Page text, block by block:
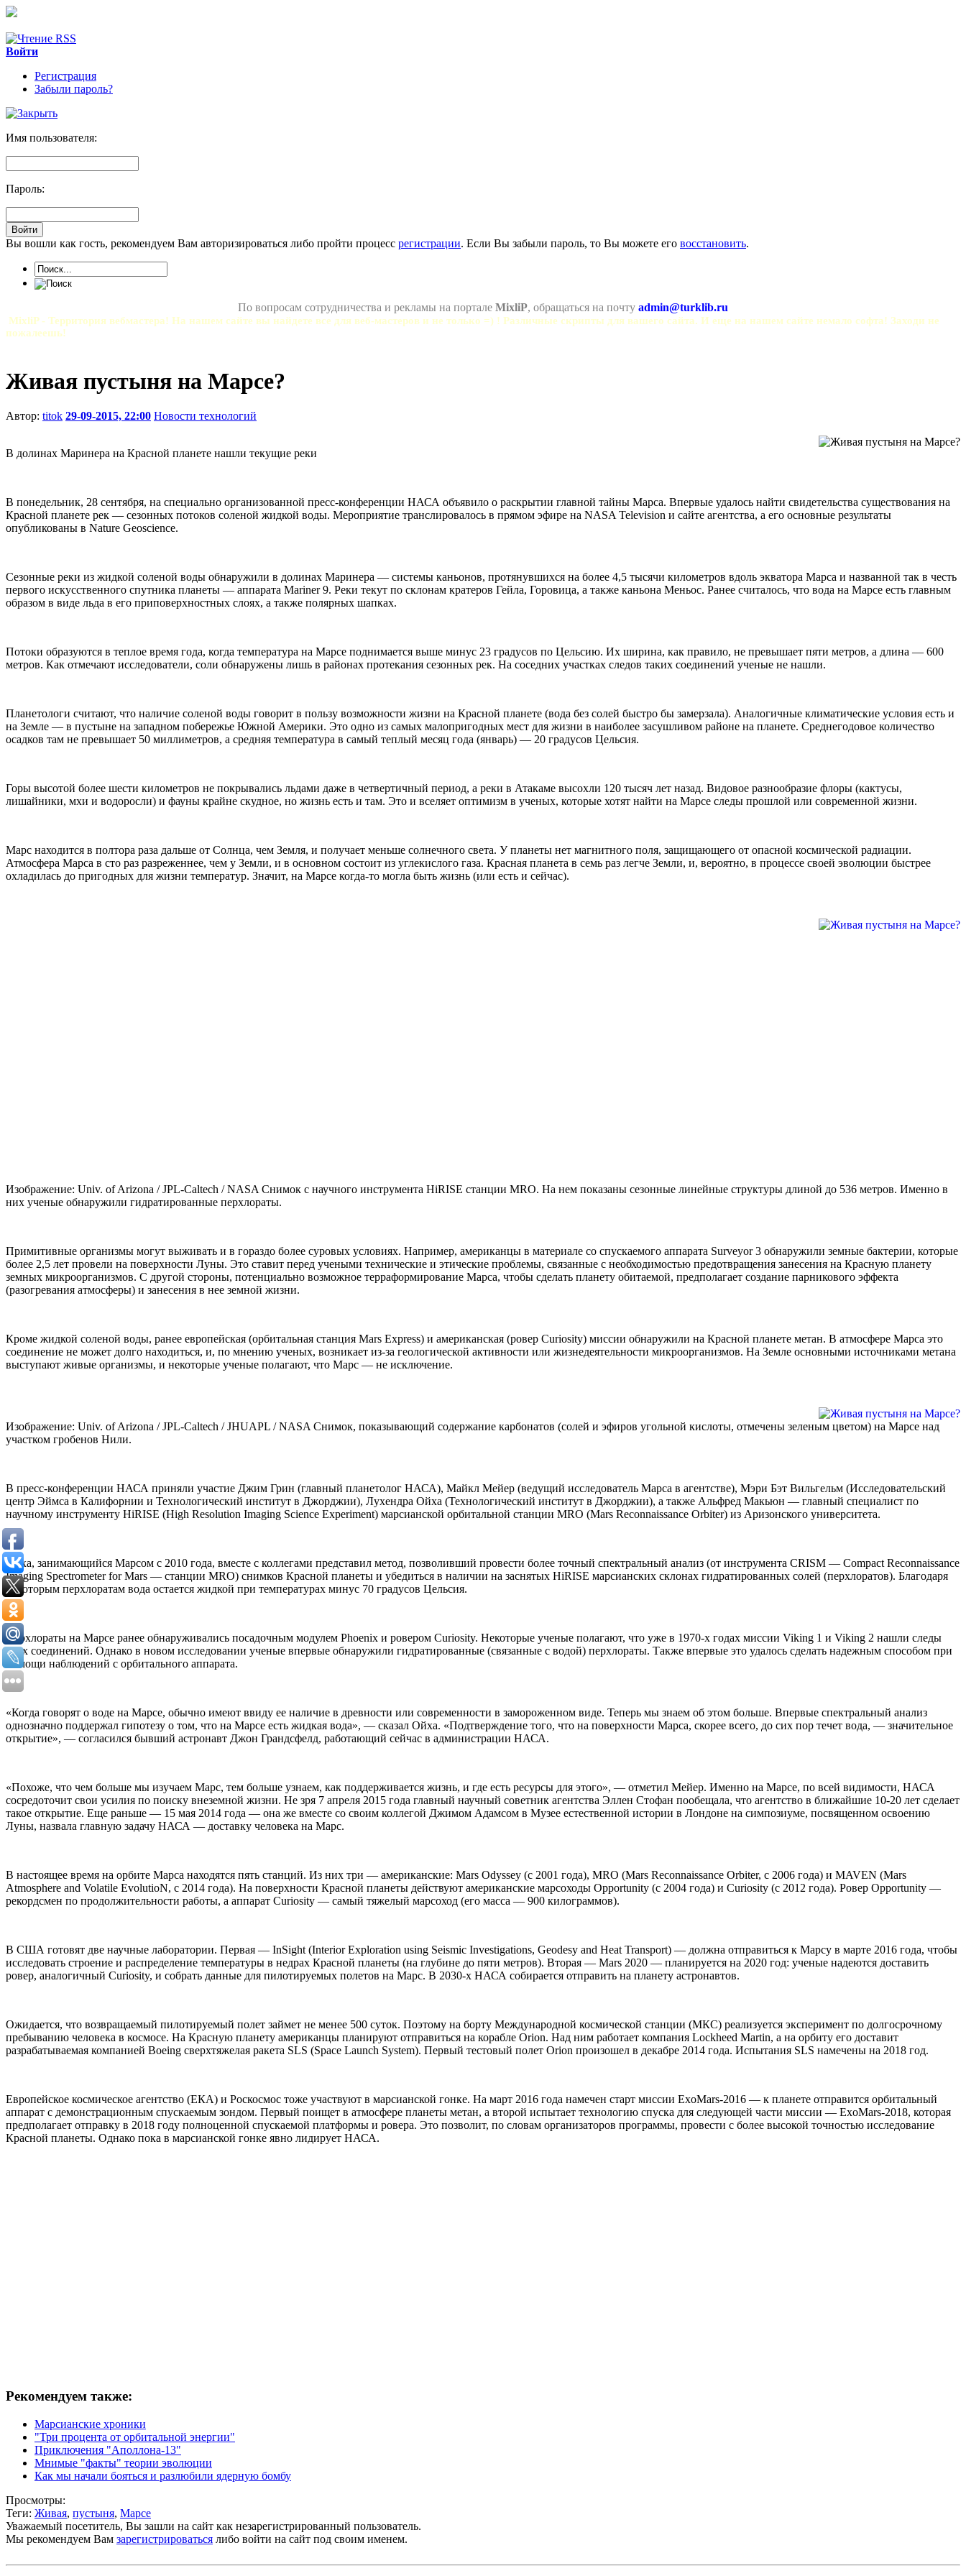
Войти
Регистрация
Забыли пароль?
Имя пользователя:
Пароль:
Вы вошли как гость, рекомендуем Вам авторизироваться либо пройти процесс регистрации. Если Вы забыли пароль, то Вы можете его восстановить.
По вопросам сотрудничества и рекламы на портале MixliP, обращаться на почту admin@turklib.ru
MixliP - Территория вебмастера! На нашем сайте вы найдете все для веб-мастеров и не только =) ! Различные скрипты для вашего сайта. И еще на нашем сайте немало софта! Заходи не
пожалеешь!
Живая пустыня на Марсе?
Автор: titok 29-09-2015, 22:00 Новости технологий
В долинах Маринера на Красной планете нашли текущие реки
В понедельник, 28 сентября, на специально организованной пресс-конференции НАСА объявило о раскрытии главной тайны Марса. Впервые удалось найти свидетельства существования на
Красной планете рек — сезонных потоков соленой жидкой воды. Мероприятие транслировалось в прямом эфире на NASA Television и сайте агентства, а его основные результаты
опубликованы в Nature Geoscience.
Сезонные реки из жидкой соленой воды обнаружили в долинах Маринера — системы каньонов, протянувшихся на более 4,5 тысячи километров вдоль экватора Марса и названной так в честь
первого искусственного спутника планеты — аппарата Mariner 9. Реки текут по склонам кратеров Гейла, Горовица, а также каньона Меньос. Ранее считалось, что вода на Марсе есть главным
образом в виде льда в его приповерхностных слоях, а также полярных шапках.
Потоки образуются в теплое время года, когда температура на Марсе поднимается выше минус 23 градусов по Цельсию. Их ширина, как правило, не превышает пяти метров, а длина — 600
метров. Как отмечают исследователи, соли обнаружены лишь в районах протекания сезонных рек. На соседних участках следов таких соединений ученые не нашли.
Планетологи считают, что наличие соленой воды говорит в пользу возможности жизни на Красной планете (вода без солей быстро бы замерзала). Аналогичные климатические условия есть и
на Земле — в пустыне на западном побережье Южной Америки. Это одно из самых малопригодных мест для жизни в наиболее засушливом районе на планете. Среднегодовое количество
осадков там не превышает 50 миллиметров, а средняя температура в самый теплый месяц года (январь) — 20 градусов Цельсия.
Горы высотой более шести километров не покрывались льдами даже в четвертичный период, а реки в Атакаме высохли 120 тысяч лет назад. Видовое разнообразие флоры (кактусы,
лишайники, мхи и водоросли) и фауны крайне скудное, но жизнь есть и там. Это и вселяет оптимизм в ученых, которые хотят найти на Марсе следы прошлой или современной жизни.
Марс находится в полтора раза дальше от Солнца, чем Земля, и получает меньше солнечного света. У планеты нет магнитного поля, защищающего от опасной космической радиации.
Атмосфера Марса в сто раз разреженнее, чем у Земли, и в основном состоит из углекислого газа. Красная планета в семь раз легче Земли, и, вероятно, в процессе своей эволюции быстрее
охладилась до пригодных для жизни температур. Значит, на Марсе когда-то могла быть жизнь (или есть и сейчас).
Изображение: Univ. of Arizona / JPL-Caltech / NASA Снимок с научного инструмента HiRISE станции MRO. На нем показаны сезонные линейные структуры длиной до 536 метров. Именно в
них ученые обнаружили гидратированные перхлораты.
Примитивные организмы могут выживать и в гораздо более суровых условиях. Например, американцы в материале со спускаемого аппарата Surveyor 3 обнаружили земные бактерии, которые
более 2,5 лет провели на поверхности Луны. Это ставит перед учеными технические и этические проблемы, связанные с необходимостью предотвращения занесения на Красную планету
земных микроорганизмов. С другой стороны, потенциально возможное терраформирование Марса, чтобы сделать планету обитаемой, предполагает создание парникового эффекта
(разогревания атмосферы) и занесения в нее земной жизни.
Кроме жидкой соленой воды, ранее европейская (орбитальная станция Mars Express) и американская (ровер Curiosity) миссии обнаружили на Красной планете метан. В атмосфере Марса это
соединение не может долго находиться, и, по мнению ученых, возникает из-за геологической активности или жизнедеятельности микроорганизмов. На Земле основными источниками метана
выступают живые организмы, и некоторые ученые полагают, что Марс — не исключение.
Изображение: Univ. of Arizona / JPL-Caltech / JHUAPL / NASA Снимок, показывающий содержание карбонатов (солей и эфиров угольной кислоты, отмечены зеленым цветом) на Марсе над
участком гробенов Нили.
В пресс-конференции НАСА приняли участие Джим Грин (главный планетолог НАСА), Майкл Мейер (ведущий исследователь Марса в агентстве), Мэри Бэт Вильгельм (Исследовательский
центр Эймса в Калифорнии и Технологический институт в Джорджии), Лухендра Ойха (Технологический институт в Джорджии), а также Альфред Макьюн — главный специалист по
научному инструменту HiRISE (High Resolution Imaging Science Experiment) марсианской орбитальной станции MRO (Mars Reconnaissance Orbiter) из Аризонского университета.
Ойха, занимающийся Марсом с 2010 года, вместе с коллегами представил метод, позволивший провести более точный спектральный анализ (от инструмента CRISM — Compact Reconnaissance
Imaging Spectrometer for Mars — станции MRO) снимков Красной планеты и убедиться в наличии на заснятых HiRISE марсианских склонах гидратированных солей (перхлоратов). Благодаря
некоторым перхлоратам вода остается жидкой при температурах минус 70 градусов Цельсия.
Перхлораты на Марсе ранее обнаруживались посадочным модулем Phoenix и ровером Curiosity. Некоторые ученые полагают, что уже в 1970-х годах миссии Viking 1 и Viking 2 нашли следы
этих соединений. Однако в новом исследовании ученые впервые обнаружили гидратированные (связанные с водой) перхлораты. Также впервые это удалось сделать надежным способом при
помощи наблюдений с орбитального аппарата.
«Когда говорят о воде на Марсе, обычно имеют ввиду ее наличие в древности или современности в замороженном виде. Теперь мы знаем об этом больше. Впервые спектральный анализ
однозначно поддержал гипотезу о том, что на Марсе есть жидкая вода», — сказал Ойха. «Подтверждение того, что на поверхности Марса, скорее всего, до сих пор течет вода, — значительное
открытие», — согласился бывший астронавт Джон Грандсфелд, работающий сейчас в администрации НАСА.
«Похоже, что чем больше мы изучаем Марс, тем больше узнаем, как поддерживается жизнь, и где есть ресурсы для этого», — отметил Мейер. Именно на Марсе, по всей видимости, НАСА
сосредоточит свои усилия по поиску внеземной жизни. Не зря 7 апреля 2015 года главный научный советник агентства Эллен Стофан пообещала, что агентство в ближайшие 10-20 лет сделает
такое открытие. Еще раньше — 15 мая 2014 года — она же вместе со своим коллегой Джимом Адамсом в Музее естественной истории в Лондоне на симпозиуме, посвященном освоению
Луны, назвала главную задачу НАСА — доставку человека на Марс.
В настоящее время на орбите Марса находятся пять станций. Из них три — американские: Mars Odyssey (с 2001 года), MRO (Mars Reconnaissance Orbiter, с 2006 года) и MAVEN (Mars
Atmosphere and Volatile EvolutioN, с 2014 года). На поверхности Красной планеты действуют американские марсоходы Opportunity (с 2004 года) и Curiosity (с 2012 года). Ровер Opportunity —
рекордсмен по продолжительности работы, а аппарат Curiosity — самый тяжелый марсоход (его масса — 900 килограммов).
В США готовят две научные лаборатории. Первая — InSight (Interior Exploration using Seismic Investigations, Geodesy and Heat Transport) — должна отправиться к Марсу в марте 2016 года, чтобы
исследовать строение и распределение температуры в недрах Красной планеты (на глубине до пяти метров). Вторая — Mars 2020 — планируется на 2020 год: ученые надеются доставить
ровер, аналогичный Curiosity, и собрать данные для пилотируемых полетов на Марс. В 2030-х НАСА собирается отправить на планету астронавтов.
Ожидается, что возвращаемый пилотируемый полет займет не менее 500 суток. Поэтому на борту Международной космической станции (МКС) реализуется эксперимент по долгосрочному
пребыванию человека в космосе. На Красную планету американцы планируют отправиться на корабле Orion. Над ним работает компания Lockheed Martin, а на орбиту его доставит
разрабатываемая компанией Boeing сверхтяжелая ракета SLS (Space Launch System). Первый тестовый полет Orion произошел в декабре 2014 года. Испытания SLS намечены на 2018 год.
Европейское космическое агентство (ЕКА) и Роскосмос тоже участвуют в марсианской гонке. На март 2016 года намечен старт миссии ExoMars-2016 — к планете отправится орбитальный
аппарат с демонстрационным спускаемым зондом. Первый поищет в атмосфере планеты метан, а второй испытает технологию спуска для следующей части миссии — ExoMars-2018, которая
предполагает отправку в 2018 году полноценной спускаемой платформы и ровера. Это позволит, по словам организаторов программы, провести с более высокой точностью исследование
Красной планеты. Однако пока в марсианской гонке явно лидирует НАСА.
Рекомендуем также:
Марсианские хроники
"Три процента от орбитальной энергии"
Приключения "Аполлона-13"
Мнимые "факты" теории эволюции
Как мы начали бояться и разлюбили ядерную бомбу
Просмотры:
Теги: Живая, пустыня, Марсе
Уважаемый посетитель, Вы зашли на сайт как незарегистрированный пользователь.
Мы рекомендуем Вам зарегистрироваться либо войти на сайт под своим именем.